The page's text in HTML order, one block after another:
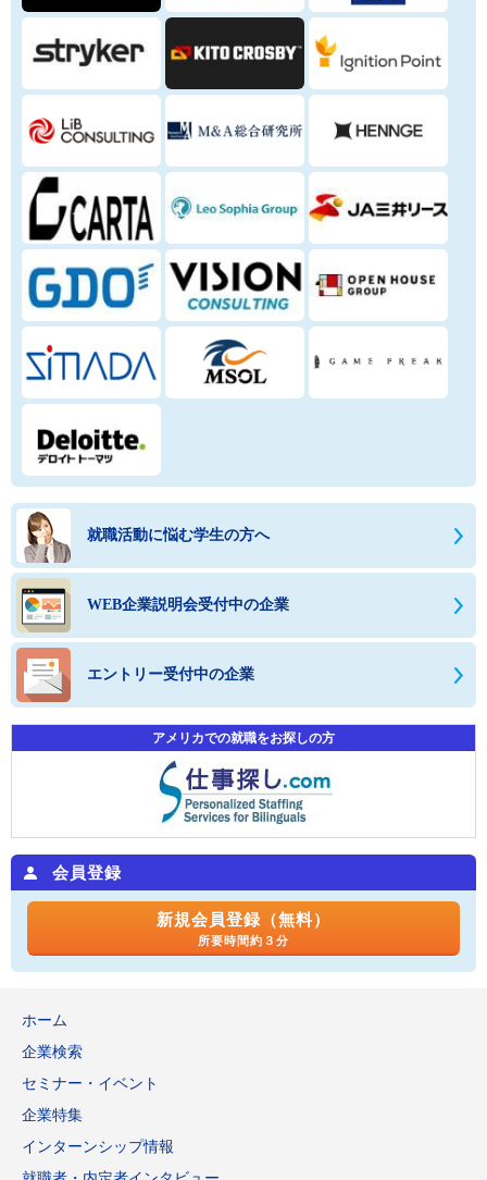
就職活動に悩む学生の方へ
WEB企業説明会受付中の企業
エントリー受付中の企業
アメリカでの就職をお探しの方
会員登録
新規会員登録（無料）
所要時間約３分
ホーム
企業検索
セミナー・イベント
企業特集
インターンシップ情報